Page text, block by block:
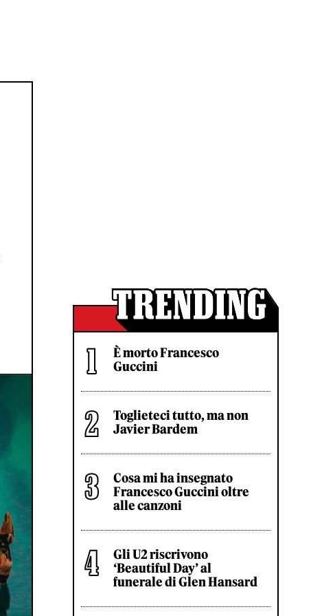
È morto Francesco
Guccini
Toglieteci tutto, ma non
Javier Bardem
Cosa mi ha insegnato
Francesco Guccini oltre
alle canzoni
Gli U2 riscrivono
‘Beautiful Day’ al
funerale di Glen Hansard